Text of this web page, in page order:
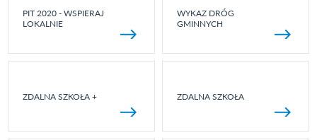
PIT 2020 - WSPIERAJ
LOKALNIE
WYKAZ DRÓG
GMINNYCH
ZDALNA SZKOŁA + ZDALNA SZKOŁA